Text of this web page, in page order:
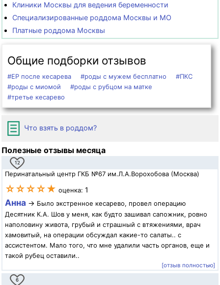
Клиники Москвы для ведения беременности
Специализированные роддома Москвы и МО
Платные роддома Москвы
Общие подборки отзывов
#ЕР после кесарева #роды с мужем бесплатно
#ПКС
#роды с миомой
#роды с рубцом на матке
#третье кесарево
Что взять в роддом?
Полезные отзывы месяца
12
Перинатальный центр ГКБ №67 им.Л.А.Ворохобова (Москва)
☆☆☆☆★ оценка: 1
Анна → Было экстренное кесарево, провел операцию
Десятник К.А. Шов у меня, как будто зашивал сапожник, ровно
наполовину живота, грубый и страшный с втяжениями, врач
хамовитый, на операции обсуждал какие-то салаты.. с
ассистентом. Мало того, что мне удалили часть органов, еще и
такой рубец оставили..
[отзыв полностью]
6